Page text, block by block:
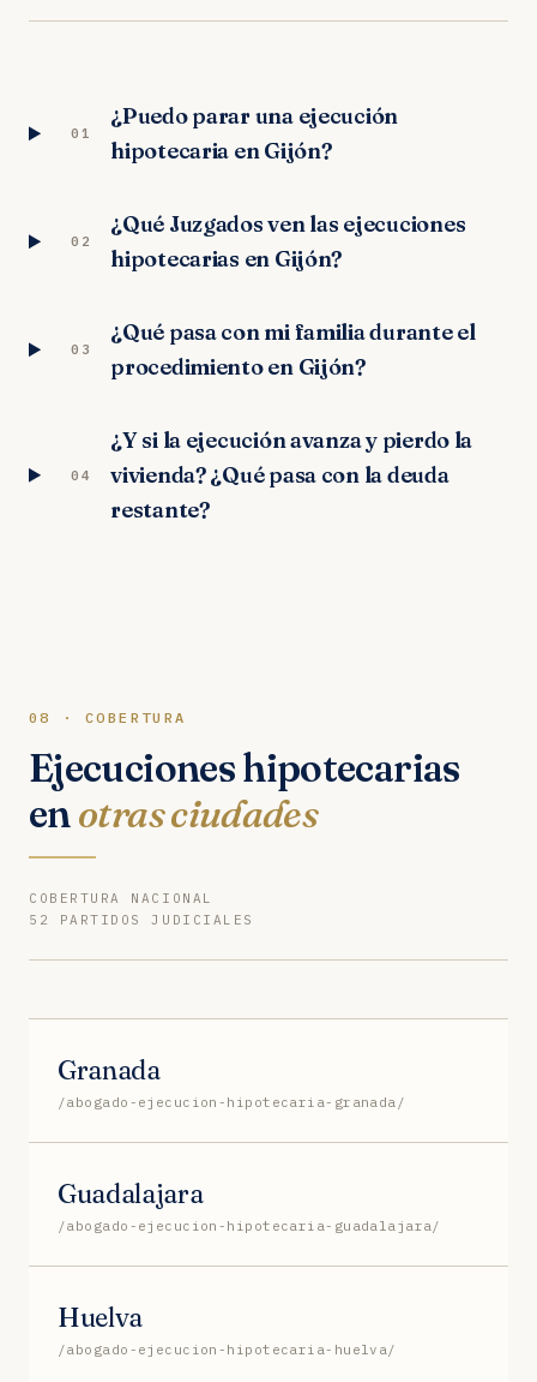
01
¿Puedo parar una ejecución
hipotecaria en Gijón?
02
¿Qué Juzgados ven las ejecuciones
hipotecarias en Gijón?
03
¿Qué pasa con mi familia durante el
procedimiento en Gijón?
04
¿Y si la ejecución avanza y pierdo la
vivienda? ¿Qué pasa con la deuda
restante?
08 · COBERTURA
Ejecuciones hipotecarias
enotras ciudades
COBERTURA NACIONAL
52 PARTIDOS JUDICIALES
Granada
/abogado-ejecucion-hipotecaria-granada/
Guadalajara
/abogado-ejecucion-hipotecaria-guadalajara/
Huelva
/abogado-ejecucion-hipotecaria-huelva/